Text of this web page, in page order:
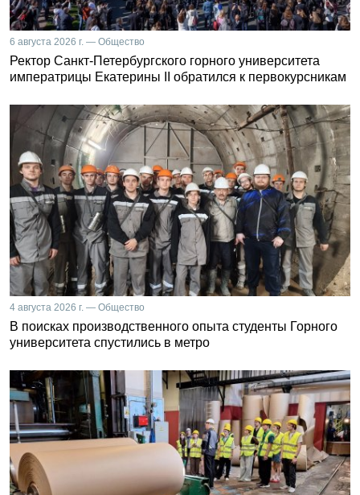
6 августа 2026 г. — Общество
Ректор Санкт-Петербургского горного университета
императрицы Екатерины II обратился к первокурсникам
4 августа 2026 г. — Общество
В поисках производственного опыта студенты Горного
университета спустились в метро